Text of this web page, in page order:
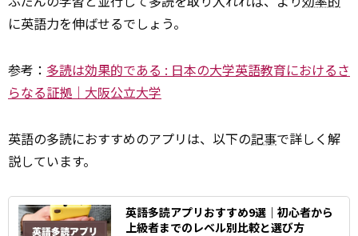
に英語力を伸ばせるでしょう。
参考： 多読は効果的である : 日本の大学英語教育におけるさ
らなる証拠｜大阪公立大学
英語の多読におすすめのアプリは、以下の記事で詳しく解
説しています。
英語多読アプリおすすめ9選｜初心者から
上級者までのレベル別比較と選び方